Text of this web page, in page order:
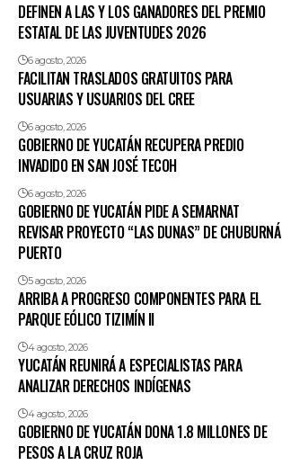
DEFINEN A LAS Y LOS GANADORES DEL PREMIO
ESTATAL DE LAS JUVENTUDES 2026
6 agosto, 2026
FACILITAN TRASLADOS GRATUITOS PARA
USUARIAS Y USUARIOS DEL CREE
6 agosto, 2026
GOBIERNO DE YUCATÁN RECUPERA PREDIO
INVADIDO EN SAN JOSÉ TECOH
6 agosto, 2026
GOBIERNO DE YUCATÁN PIDE A SEMARNAT
REVISAR PROYECTO “LAS DUNAS” DE CHUBURNÁ
PUERTO
5 agosto, 2026
ARRIBA A PROGRESO COMPONENTES PARA EL
PARQUE EÓLICO TIZIMÍN II
4 agosto, 2026
YUCATÁN REUNIRÁ A ESPECIALISTAS PARA
ANALIZAR DERECHOS INDÍGENAS
4 agosto, 2026
GOBIERNO DE YUCATÁN DONA 1.8 MILLONES DE
PESOS A LA CRUZ ROJA